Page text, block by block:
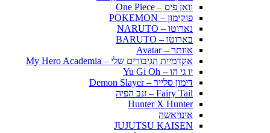
וואן פיס – One Piece
פוקימון – POKEMON
נארוטו – NARUTO
בארוטו – BARUTO
אוותר – Avatar
אקדמיית הגיבורים שלי – My Hero Academia
יו גי הו – Yu Gi Oh
דימון סלייר – Demon Slayer
Fairy Tail – זנב הפיה
Hunter X Hunter
אינויאשה
JUJUTSU KAISEN